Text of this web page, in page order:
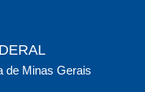
de Minas Gerais